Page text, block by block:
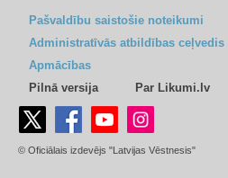
Pašvaldību saistošie noteikumi
Administratīvās atbildības ceļvedis
Apmācības
Pilnā versija
Par Likumi.lv
© Oficiālais izdevējs "Latvijas Vēstnesis"